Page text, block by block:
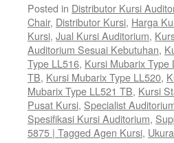
Posted in Distributor Kursi
Chair, Distributor Kursi, Harga
Kursi, Jual Kursi Auditorium,
Auditorium Sesuai Kebutuhan,
Type LL516, Kursi Mubarix Type
TB, Kursi Mubarix Type LL520,
Mubarix Type LL521 TB, Kursi
Pusat Kursi, Specialist
Spesifikasi Kursi Auditorium,
5875 | Tagged Agen Kursi,